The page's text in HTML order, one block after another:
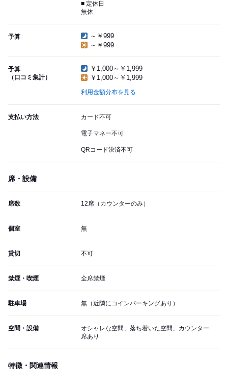
■ 定休日
無休
予算
～￥999
～￥999
予算
（口コミ集計）
￥1,000～￥1,999
￥1,000～￥1,999
利用金額分布を見る
支払い方法 カード不可
電子マネー不可
QRコード決済不可
席・設備
席数 12席（カウンターのみ）
個室 無
貸切 不可
禁煙・喫煙 全席禁煙
駐車場 無（近隣にコインパーキングあり）
空間・設備
オシャレな空間、落ち着いた空間、カウンター
席あり
特徴・関連情報